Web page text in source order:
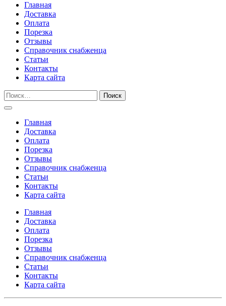
Главная
Доставка
Оплата
Порезка
Отзывы
Справочник снабженца
Статьи
Контакты
Карта сайта
Главная
Доставка
Оплата
Порезка
Отзывы
Справочник снабженца
Статьи
Контакты
Карта сайта
Главная
Доставка
Оплата
Порезка
Отзывы
Справочник снабженца
Статьи
Контакты
Карта сайта